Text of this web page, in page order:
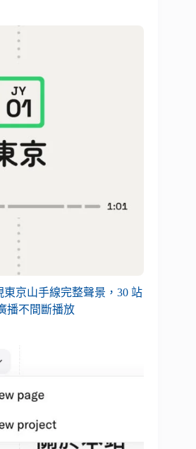
東京山手線完整聲景，30 站
播不間斷播放